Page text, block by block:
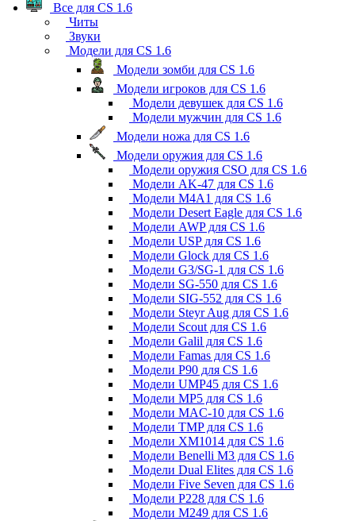
Все для CS 1.6
Читы
Звуки
Модели для CS 1.6
Модели зомби для CS 1.6
Модели игроков для CS 1.6
Модели девушек для CS 1.6
Модели мужчин для CS 1.6
Модели ножа для CS 1.6
Модели оружия для CS 1.6
Модели оружия CSO для CS 1.6
Модели AK-47 для CS 1.6
Модели M4A1 для CS 1.6
Модели Desert Eagle для CS 1.6
Модели AWP для CS 1.6
Модели USP для CS 1.6
Модели Glock для CS 1.6
Модели G3/SG-1 для CS 1.6
Модели SG-550 для CS 1.6
Модели SIG-552 для CS 1.6
Модели Steyr Aug для CS 1.6
Модели Scout для CS 1.6
Модели Galil для CS 1.6
Модели Famas для CS 1.6
Модели P90 для CS 1.6
Модели UMP45 для CS 1.6
Модели MP5 для CS 1.6
Модели MAC-10 для CS 1.6
Модели TMP для CS 1.6
Модели XM1014 для CS 1.6
Модели Benelli M3 для CS 1.6
Модели Dual Elites для CS 1.6
Модели Five Seven для CS 1.6
Модели P228 для CS 1.6
Модели M249 для CS 1.6